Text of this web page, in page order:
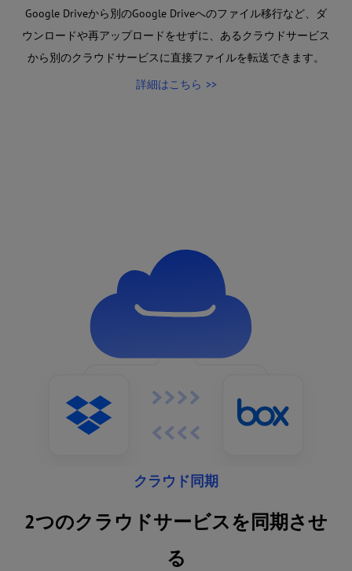
Google Driveから別のGoogle Driveへのファイル移行など、ダ
ウンロードや再アップロードをせずに、あるクラウドサービス
から別のクラウドサービスに直接ファイルを転送できます。
詳細はこちら
クラウド同期
2つのクラウドサービスを同期させ
る